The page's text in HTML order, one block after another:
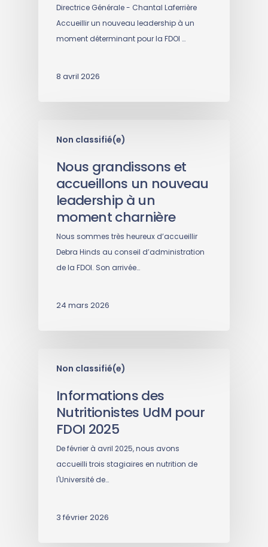
Directrice Générale - Chantal Laferrière
Accueillir un nouveau leadership à un
moment déterminant pour la FDOI …
8 avril 2026
Non classifié(e)
Nous grandissons et
accueillons un nouveau
leadership à un
moment charnière
Nous sommes très heureux d’accueillir
Debra Hinds au conseil d’administration
de la FDOI. Son arrivée…
24 mars 2026
Non classifié(e)
Informations des
Nutritionistes UdM pour
FDOI 2025
De février à avril 2025, nous avons
accueilli trois stagiaires en nutrition de
l'Université de…
3 février 2026